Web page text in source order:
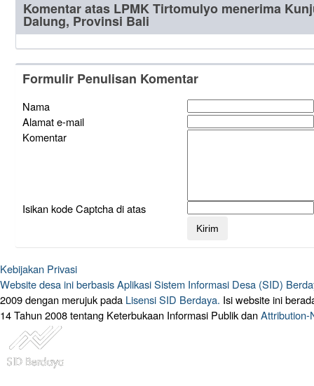
Komentar atas LPMK Tirtomulyo menerima
Dalung, Provinsi Bali
Formulir Penulisan Komentar
Nama
Alamat e-mail
Komentar
Isikan kode Captcha di atas
Kebijakan Privasi
Website desa ini berbasisAplikasi Sistem Informasi Desa (SID)
2009 dengan merujuk pada Lisensi SID Berdaya. Isi website ini
14 Tahun 2008 tentang Keterbukaan Informasi Publik danAttribution-